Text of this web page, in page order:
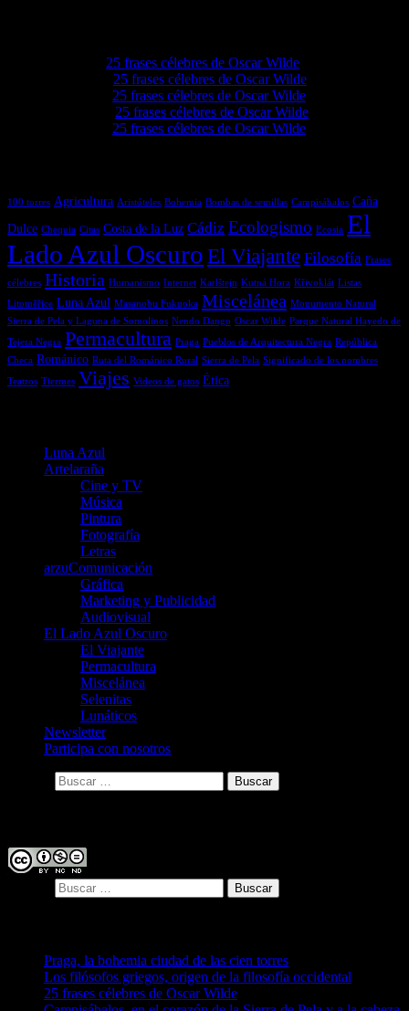
25 frases célebres de Oscar Wilde
25 frases célebres de Oscar Wilde
25 frases célebres de Oscar Wilde
25 frases célebres de Oscar Wilde
25 frases célebres de Oscar Wilde
100 torres Agricultura Aristóteles Bohemia Bombas de semillas Campisábalos Caña
Dulce Chequia Citas Costa de la Luz Cádiz Ecologismo Ecosia El
Lado Azul Oscuro El Viajante Filosofía Frases
célebres Historia Humanismo Internet Karlštejn Kutná Hora Křivoklát Listas
Litoměřice Luna Azul Masanobu Fukuoka Miscelánea Monumento Natural
Sierra de Pela y Laguna de Somolinos Nendo Dango Oscar Wilde Parque Natural Hayedo de
Tejera Negra Permacultura Praga Pueblos de Arquitectura Negra República
Checa Románico Ruta del Románico Rural Sierra de Pela Significado de los nombres
Teatros Tiermes Viajes Videos de gatos Ética
Luna Azul
Artelaraña
Cine y TV
Música
Pintura
Fotografía
Letras
arzuComunicación
Gráfica
Marketing y Publicidad
Audiovisual
El Lado Azul Oscuro
El Viajante
Permacultura
Miscelánea
Selenitas
Lunáticos
Newsletter
Participa con nosotros
Praga, la bohemia ciudad de las cien torres
Los filósofos griegos, origen de la filosofía occidental
25 frases célebres de Oscar Wilde